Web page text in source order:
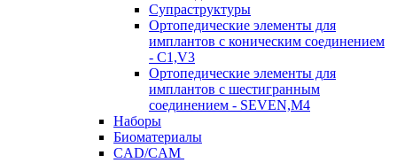
Супраструктуры
Ортопедические элементы для
имплантов с коническим соединением
- C1,V3
Ортопедические элементы для
имплантов с шестигранным
соединением - SEVEN,M4
Наборы
Биоматериалы
CAD/CAM